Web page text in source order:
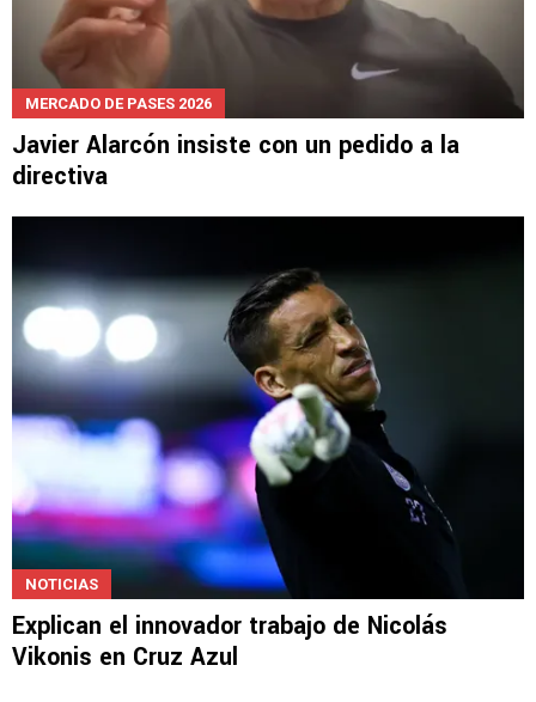
MERCADO DE PASES 2026
Javier Alarcón insiste con un pedido a la
directiva
NOTICIAS
Explican el innovador trabajo de Nicolás
Vikonis en Cruz Azul